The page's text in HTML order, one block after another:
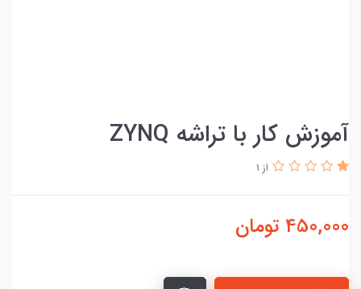
آموزش کار با تراشه ZYNQ
از 1
450,000 تومان